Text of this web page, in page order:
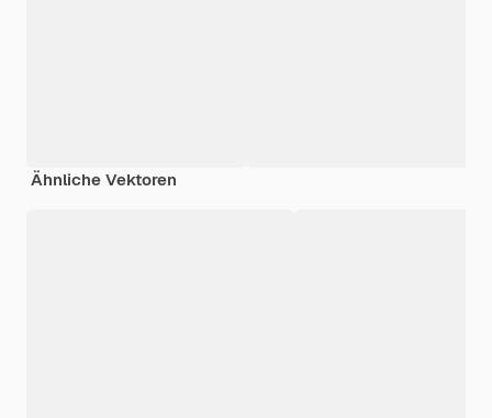
Ähnliche Vektoren